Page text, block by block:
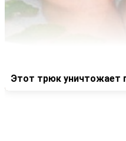
Этот трюк уничтожает